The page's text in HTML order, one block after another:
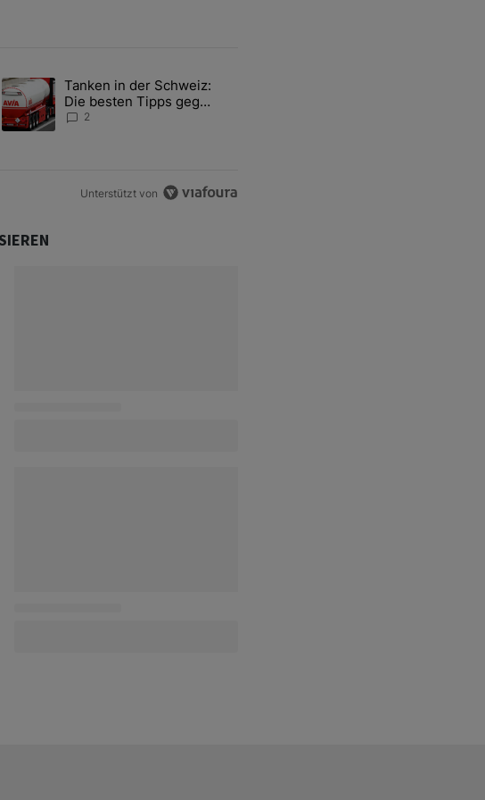
kommentierten Artikel der letzten 7 days.
Pläne für den Verkauf von WM-Anteilen" mit 2 kommentare.
Ein Trendartikel mit dem Titel "Tanken in der Schweiz: Die besten Tipps gegen
Tanken in der Schweiz:
Die besten Tipps gegen
teuren Sprit
2
Unterstützt von